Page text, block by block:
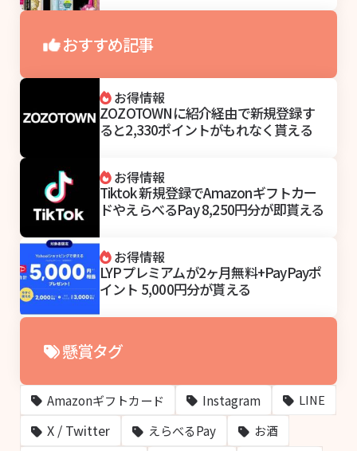
おすすめ記事
お得情報
ZOZOTOWNに紹介経由で新規登録す
ると2,330ポイントがもれなく貰える
お得情報
Tiktok 新規登録でAmazonギフトカー
ドやえらべるPay 8,250円分が即貰える
お得情報
LYPプレミアムが2ヶ月無料+PayPayポ
イント 5,000円分が貰える
懸賞タグ
Amazonギフトカード Instagram LINE
X / Twitter えらべるPay お酒